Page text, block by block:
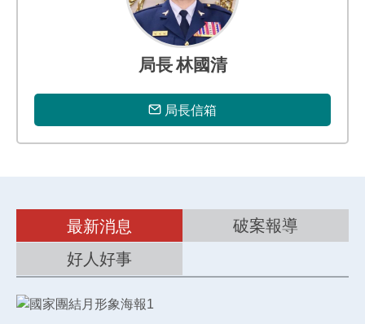
局長 林國清
局長信箱
最新消息
破案報導
好人好事